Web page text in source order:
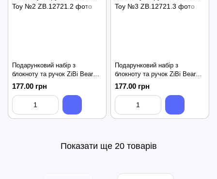
Подарунковий набір з
блокноту та ручок ZiBi Bear
Toy №2
177.00 грн
Подарунковий набір з
блокноту та ручок ZiBi Bear
Toy №3
177.00 грн
Показати ще 20 товарів